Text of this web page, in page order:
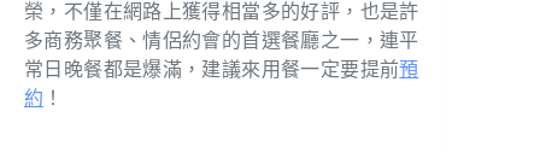
榮，不僅在網路上獲得相當多的好評，也是許
多商務聚餐、情侶約會的首選餐廳之一，連平
常日晚餐都是爆滿，建議來用餐一定要提前預
約 ！